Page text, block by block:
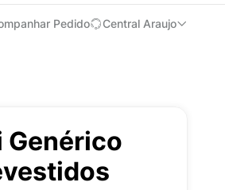
Pedido Central Araujo